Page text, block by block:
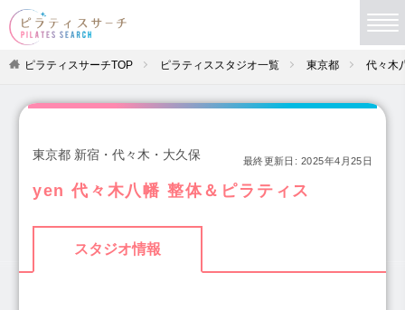
ピラティスサーチTOP ピラティススタジオ一覧 東京都 代々木
東京都 新宿・代々木・大久保 最終更新日: 2025年4月25日
yen 代々木八幡 整体＆ピラティス
スタジオ情報